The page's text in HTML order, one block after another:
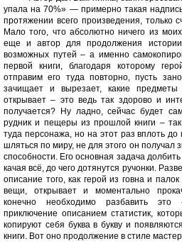
упала на 70%» — примерно такая
протяжении всего произведения, только
Мало того, что абсолютно ничего из
еще и автор для продолжения
возможных путей – а именно
первой книги, благодаря которому
отправим его туда повторно, пусть
зачищает и вырезает, какие предметы
открывает – это ведь так здорово и
получается? Ну ладно, сейчас будет
рудник и пещеры из прошлой книги – так
туда персонажа, но на этот раз вплоть
шляться по миру, не для этого он получал
способности. Его основная задача
качая всё, до чего дотянутся ручонки.
описание того, как герой из говна и
вещи, открывает и моментально
конечно необходимо разбавить это
приключение описанием статистик,
копируют себя буква в букву и
книги. Вот оно продолжение в стиле